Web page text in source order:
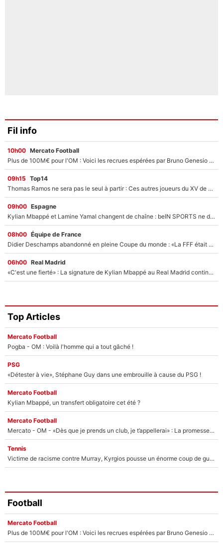
Fil info
10h00 Mercato Football
Plus de 100M€ pour l'OM : Voici les recrues espérées par Bruno Genesio et Grégory Lorenzi après l’opération dégraissage
09h15 Top14
Thomas Ramos ne sera pas le seul à partir : Ces autres joueurs du XV de France pourraient aussi quitter le Stade Toulousain, un club de Top 14 est déjà sur les rangs
09h00 Espagne
Kylian Mbappé et Lamine Yamal changent de chaîne : beIN SPORTS ne digère pas cette décision historique et prédit un fiasco pour la Liga
08h00 Équipe de France
Didier Deschamps abandonné en pleine Coupe du monde : «La FFF était déjà passée à Zinedine Zidane»
06h00 Real Madrid
«C'est une fierté» : La signature de Kylian Mbappé au Real Madrid continue de régaler l'Espagne
Top Articles
Mercato Football
Pogba - OM : Voilà l'homme qui a tout gâché !
PSG
«Détester à vie», Stéphane Guy dans une embrouille à cause du PSG !
Mercato Football
Kylian Mbappé, un transfert obligatoire cet été ?
Mercato Football
Mercato - OM - «Dès que je prends un club, je t’appellerai» : La promesse de Marcelino au moment de claquer la porte
Tennis
Victime de racisme contre Murray, Kyrgios pousse un énorme coup de gueule !
Football
Mercato Football
Plus de 100M€ pour l'OM : Voici les recrues espérées par Bruno Genesio et Grégory Lorenzi après l’opération dégraissage